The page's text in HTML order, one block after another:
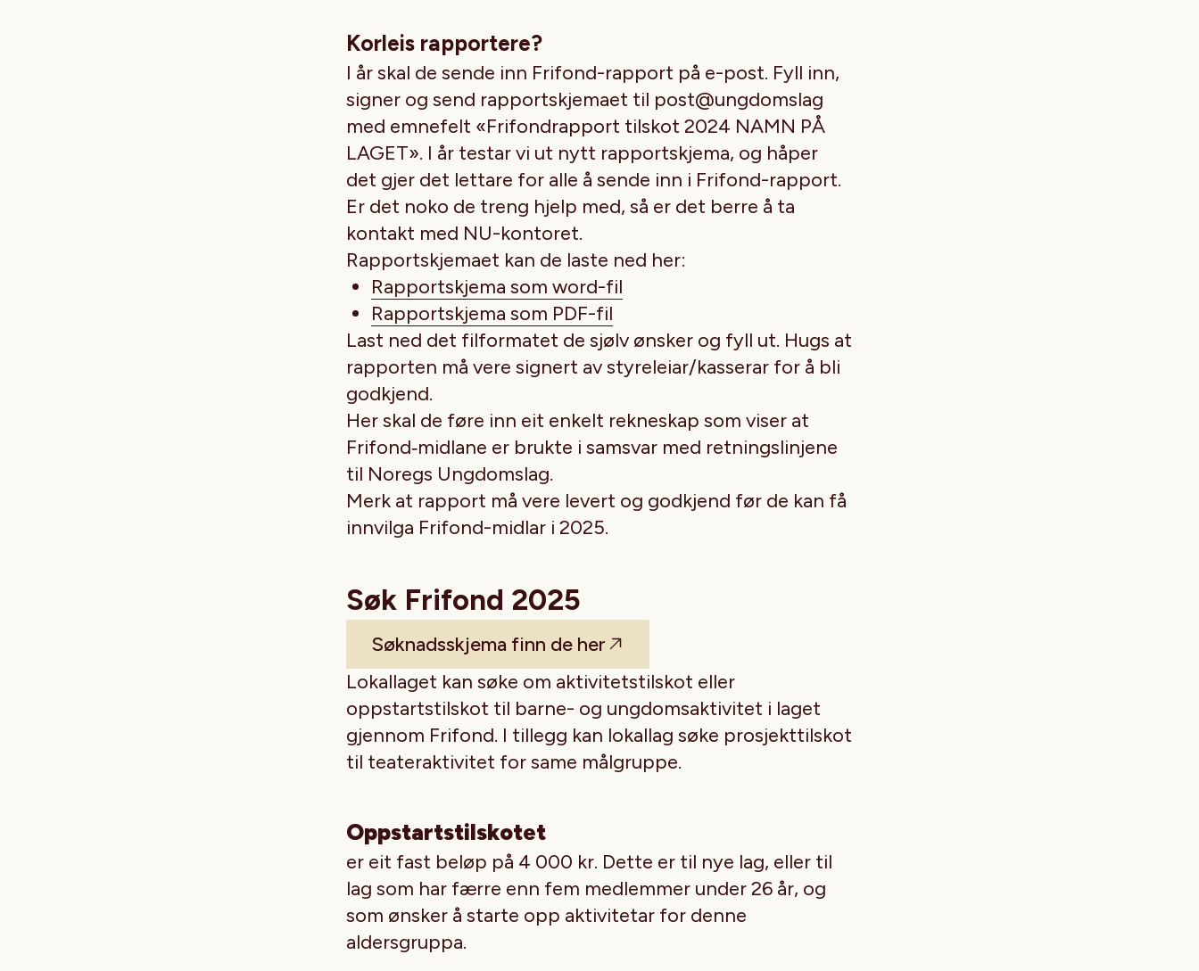
Korleis rapportere?
I år skal de sende inn Frifond-rapport på e-post. Fyll inn,
signer og send rapportskjemaet til post@ungdomslag
med emnefelt «Frifondrapport tilskot 2024 NAMN PÅ
LAGET». I år testar vi ut nytt rapportskjema, og håper
det gjer det lettare for alle å sende inn i Frifond-rapport.
Er det noko de treng hjelp med, så er det berre å ta
kontakt med NU-kontoret.
Rapportskjemaet kan de laste ned her:
Rapportskjema som word-fil
Rapportskjema som PDF-fil
Last ned det filformatet de sjølv ønsker og fyll ut. Hugs at
rapporten må vere signert av styreleiar/kasserar for å bli
godkjend.
Her skal de føre inn eit enkelt rekneskap som viser at
Frifond‑midlane er brukte i samsvar med retningslinjene
til Noregs Ungdomslag.
Merk at rapport må vere levert og godkjend før de kan få
innvilga Frifond-midlar i 2025.
Søk Frifond 2025
Søknadsskjema finn de her
Lokallaget kan søke om aktivitetstilskot eller
oppstartstilskot til barne- og ungdomsaktivitet i laget
gjennom Frifond. I tillegg kan lokallag søke prosjekttilskot
til teateraktivitet for same målgruppe.
Oppstartstilskotet
er eit fast beløp på 4 000 kr. Dette er til nye lag, eller til
lag som har færre enn fem medlemmer under 26 år, og
som ønsker å starte opp aktivitetar for denne
aldersgruppa.